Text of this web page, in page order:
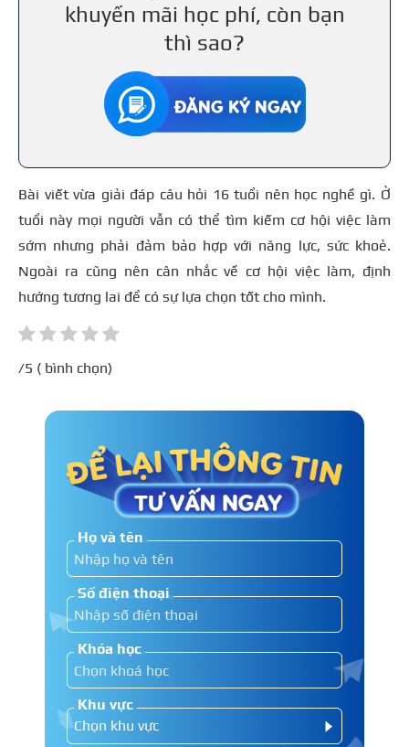
khuyến mãi học phí, còn bạn
thì sao?
Bài viết vừa giải đáp câu hỏi 16 tuổi nên học nghề gì. Ở
tuổi này mọi người vẫn có thể tìm kiếm cơ hội việc làm
sớm nhưng phải đảm bảo hợp với năng lực, sức khoẻ.
Ngoài ra cũng nên cân nhắc về cơ hội việc làm, định
hướng tương lai để có sự lựa chọn tốt cho mình.
/5 ( bình chọn)
Họ và tên
Số điện thoại
Khóa học
Khu vực